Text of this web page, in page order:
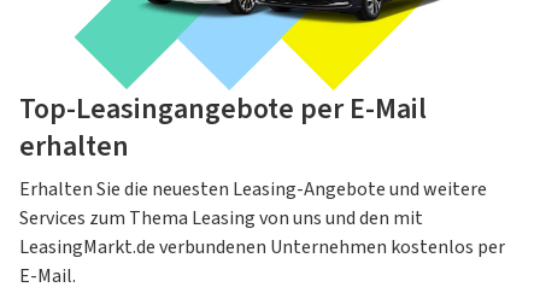
Top-Leasingangebote per E-Mail
erhalten
Erhalten Sie die neuesten Leasing-Angebote und weitere
Services zum Thema Leasing von uns und den mit
LeasingMarkt.de verbundenen Unternehmen kostenlos per
E-Mail.